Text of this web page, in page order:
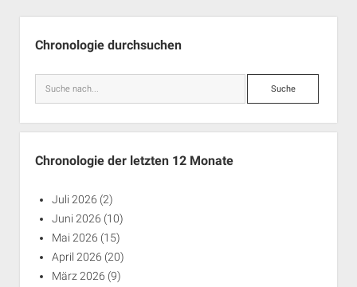
Chronologie durchsuchen
Suche
Chronologie der letzten 12 Monate
Juli 2026 (2)
Juni 2026 (10)
Mai 2026 (15)
April 2026 (20)
März 2026 (9)